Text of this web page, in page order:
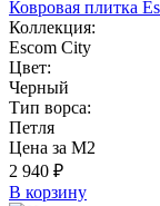
Ковровая плитка
Коллекция:
Escom City
Цвет:
Черный
Тип ворса:
Петля
Цена за М2
2 940 ₽
В корзину